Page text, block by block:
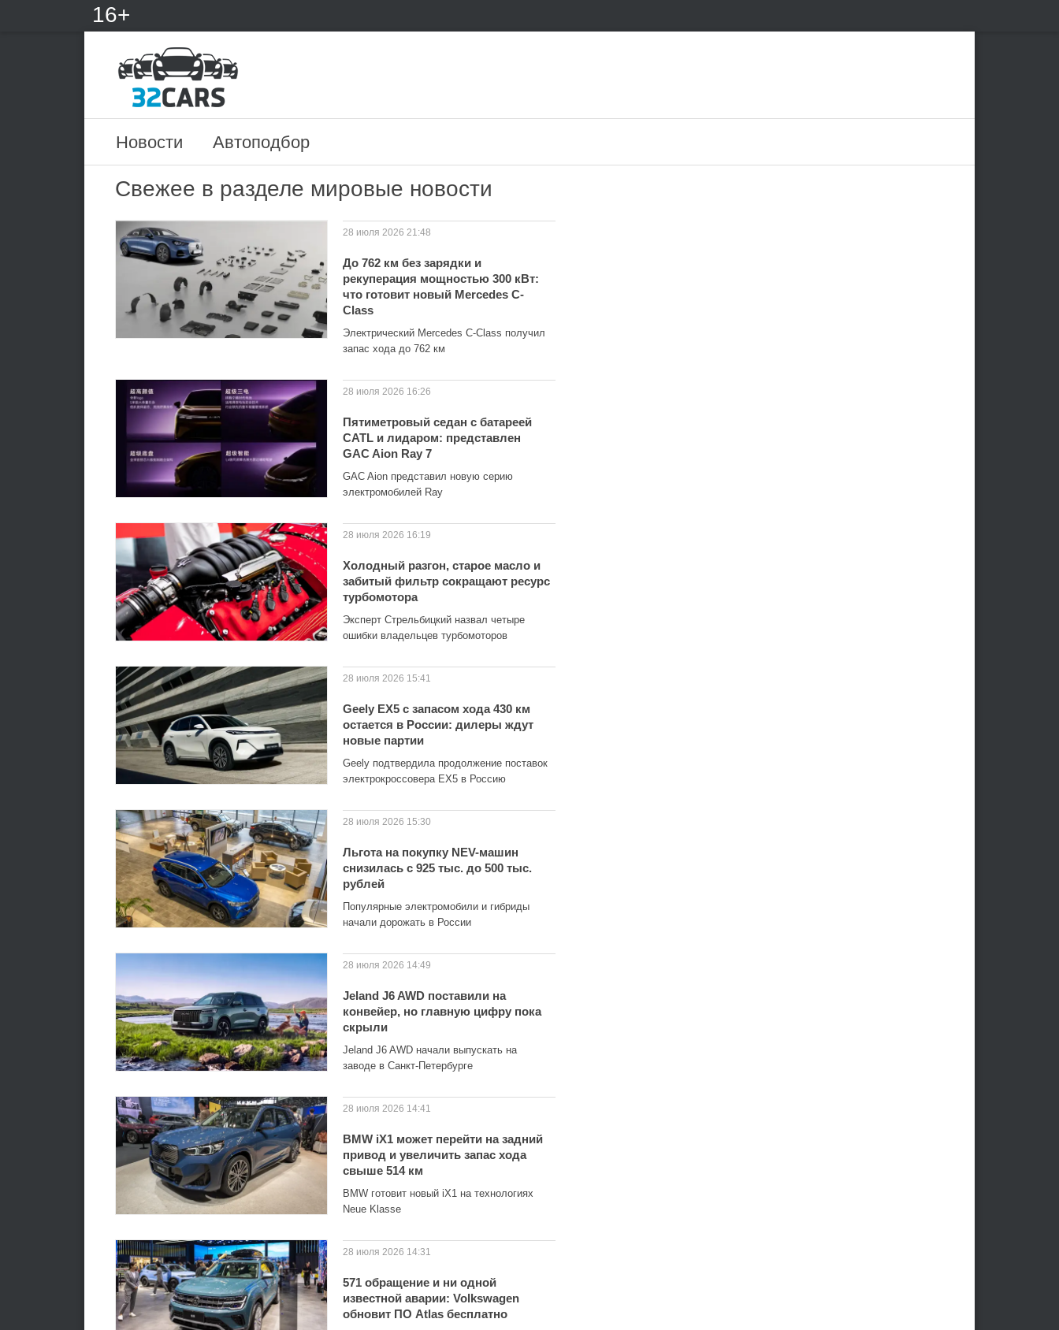
16+
Новости Автоподбор
Свежее в разделе мировые новости
28 июля 2026 21:48
До 762 км без зарядки и
рекуперация мощностью 300 кВт:
что готовит новый Mercedes C-
Class
Электрический Mercedes C-Class получил
запас хода до 762 км
28 июля 2026 16:26
Пятиметровый седан с батареей
CATL и лидаром: представлен
GAC Aion Ray 7
GAC Aion представил новую серию
электромобилей Ray
28 июля 2026 16:19
Холодный разгон, старое масло и
забитый фильтр сокращают ресурс
турбомотора
Эксперт Стрельбицкий назвал четыре
ошибки владельцев турбомоторов
28 июля 2026 15:41
Geely EX5 с запасом хода 430 км
остается в России: дилеры ждут
новые партии
Geely подтвердила продолжение поставок
электрокроссовера EX5 в Россию
28 июля 2026 15:30
Льгота на покупку NEV-машин
снизилась с 925 тыс. до 500 тыс.
рублей
Популярные электромобили и гибриды
начали дорожать в России
28 июля 2026 14:49
Jeland J6 AWD поставили на
конвейер, но главную цифру пока
скрыли
Jeland J6 AWD начали выпускать на
заводе в Санкт-Петербурге
28 июля 2026 14:41
BMW iX1 может перейти на задний
привод и увеличить запас хода
свыше 514 км
BMW готовит новый iX1 на технологиях
Neue Klasse
28 июля 2026 14:31
571 обращение и ни одной
известной аварии: Volkswagen
обновит ПО Atlas бесплатно